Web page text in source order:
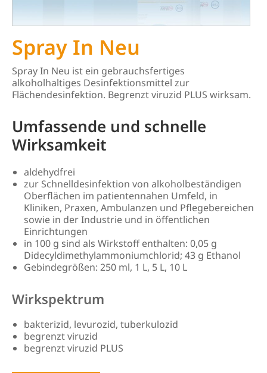
Spray In Neu
Spray In Neu ist ein gebrauchsfertiges
alkoholhaltiges Desinfektionsmittel zur
Flächendesinfektion. Begrenzt viruzid PLUS wirksam.
Umfassende und schnelle
Wirksamkeit
aldehydfrei
zur Schnelldesinfektion von alkoholbeständigen
Oberflächen im patientennahen Umfeld, in
Kliniken, Praxen, Ambulanzen und Pflegebereichen
sowie in der Industrie und in öffentlichen
Einrichtungen
in 100 g sind als Wirkstoff enthalten: 0,05 g
Didecyldimethylammoniumchlorid; 43 g Ethanol
Gebindegrößen: 250 ml, 1 L, 5 L, 10 L
Wirkspektrum
bakterizid, levurozid, tuberkulozid
begrenzt viruzid
begrenzt viruzid PLUS